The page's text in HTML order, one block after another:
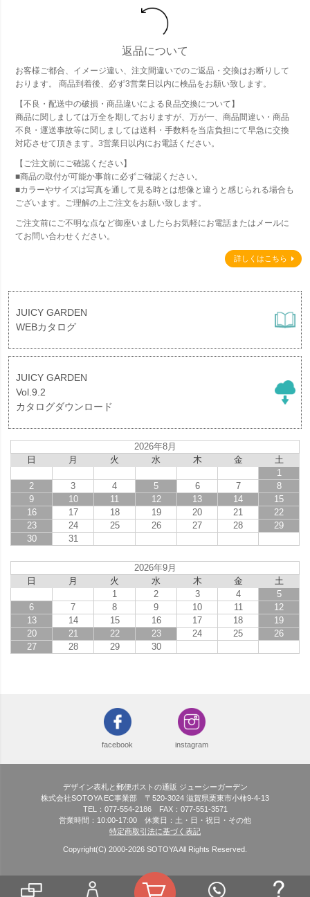
返品について
お客様ご都合、イメージ違い、注文間違いでのご返品・交換はお断りして
おります。 商品到着後、必ず3営業日以内に検品をお願い致します。
【不良・配送中の破損・商品違いによる良品交換について】
商品に関しましては万全を期しておりますが、万が一、商品間違い・商品
不良・運送事故等に関しましては送料・手数料を当店負担にて早急に交換
対応させて頂きます。3営業日以内にお電話ください。
【ご注文前にご確認ください】
■商品の取付が可能か事前に必ずご確認ください。
■カラーやサイズは写真を通して見る時とは想像と違うと感じられる場合も
ございます。ご理解の上ご注文をお願い致します。
ご注文前にご不明な点など御座いましたらお気軽にお電話またはメールに
てお問い合わせください。
詳しくはこちら
JUICY GARDEN
WEBカタログ
JUICY GARDEN
Vol.9.2
カタログダウンロード
2026年8月
日
月 火 水 木 金
土
1
2
3 4 5 6 7
8
9
10 11 12 13 14
15
16
17 18 19 20 21
22
23
24 25 26 27 28
29
30
31
2026年9月
日
月 火 水 木 金
土
1
2 3 4
5
6
7 8 9 10 11
12
13
14 15 16 17 18
19
20
21 22 23 24 25
26
27
28 29 30
facebook instagram
デザイン表札と郵便ポストの通販 ジューシーガーデン
株式会社SOTOYA EC事業部 〒520-3024 滋賀県栗東市小柿9-4-13
TEL：077-554-2186 FAX：077-551-3571
営業時間：10:00-17:00 休業日：土・日・祝日・その他
特定商取引法に基づく表記
Copyright(C) 2000-2026 SOTOYA All Rights Reserved.